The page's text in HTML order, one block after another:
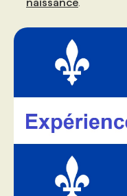
naissance